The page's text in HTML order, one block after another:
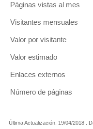
Páginas vistas al mes
Visitantes mensuales
Valor por visitante
Valor estimado
Enlaces externos
Número de páginas
Última Actualización: 19/04/2018 .